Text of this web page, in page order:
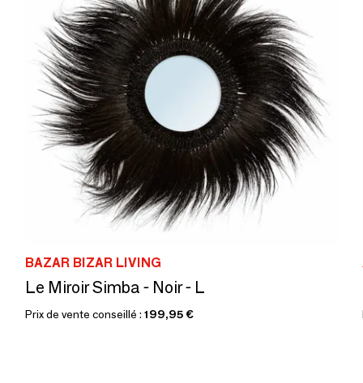
BAZAR BIZAR LIVING
Le Miroir Simba - Noir - L
Prix de vente conseillé : 199,95 €